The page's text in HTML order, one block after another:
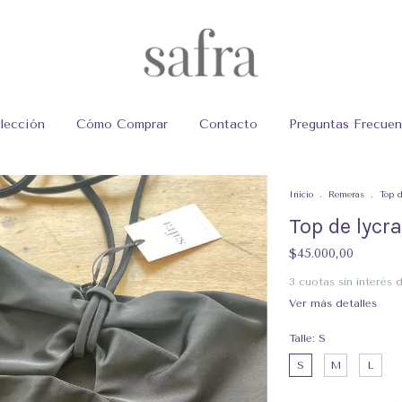
Cómo Comprar Contacto Preguntas
Inicio . Remeras . Top
Top de lycra
$45.000,00
3 cuotas sin interés
Ver más detalles
Talle: S
S M L